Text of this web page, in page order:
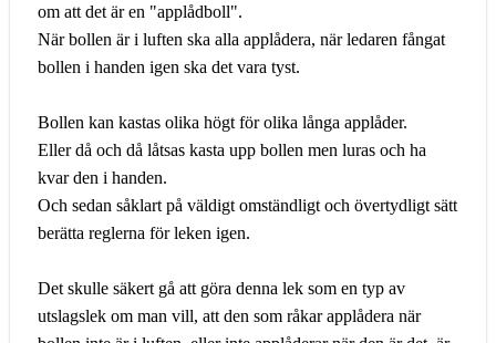
om att det är en "applådboll".
När bollen är i luften ska alla applådera, när ledaren fångat
bollen i handen igen ska det vara tyst.
Bollen kan kastas olika högt för olika långa applåder.
Eller då och då låtsas kasta upp bollen men luras och ha
kvar den i handen.
Och sedan såklart på väldigt omständligt och övertydligt sätt
berätta reglerna för leken igen.
Det skulle säkert gå att göra denna lek som en typ av
utslagslek om man vill, att den som råkar applådera när